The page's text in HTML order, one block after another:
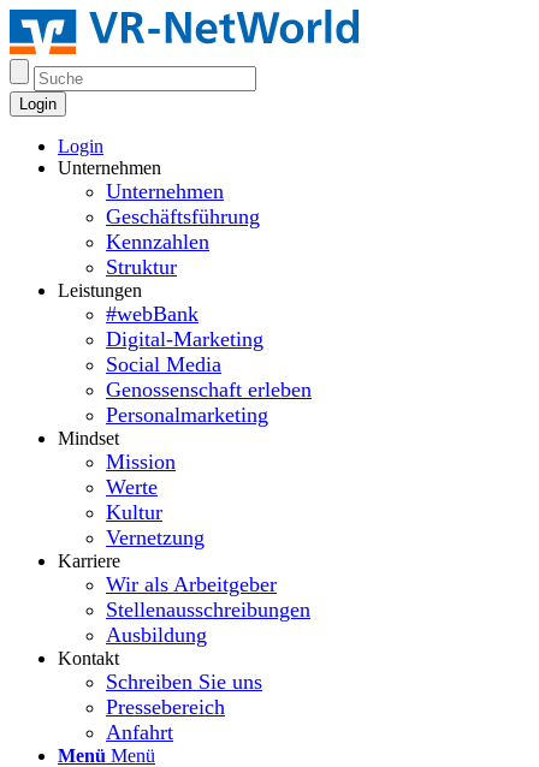
Login
Login
Unternehmen
Unternehmen
Geschäftsführung
Kennzahlen
Struktur
Leistungen
#webBank
Digital-Marketing
Social Media
Genossenschaft erleben
Personalmarketing
Mindset
Mission
Werte
Kultur
Vernetzung
Karriere
Wir als Arbeitgeber
Stellenausschreibungen
Ausbildung
Kontakt
Schreiben Sie uns
Pressebereich
Anfahrt
Menü Menü